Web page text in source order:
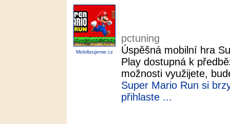
Mobilizujeme.cz
pctuning
Úspěšná mobilní hra
Play dostupná k
možnosti využijete,
Super Mario Run si
přihlaste ...